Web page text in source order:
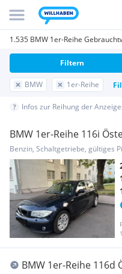
1.535 BMW 1er-Reihe
BMW 1er-Reihe
Filtern
Infos zur Reihung der
BMW 1er-Reihe 116i
Benzin, Schaltgetriebe, gültiges
BMW 1er-Reihe 116d